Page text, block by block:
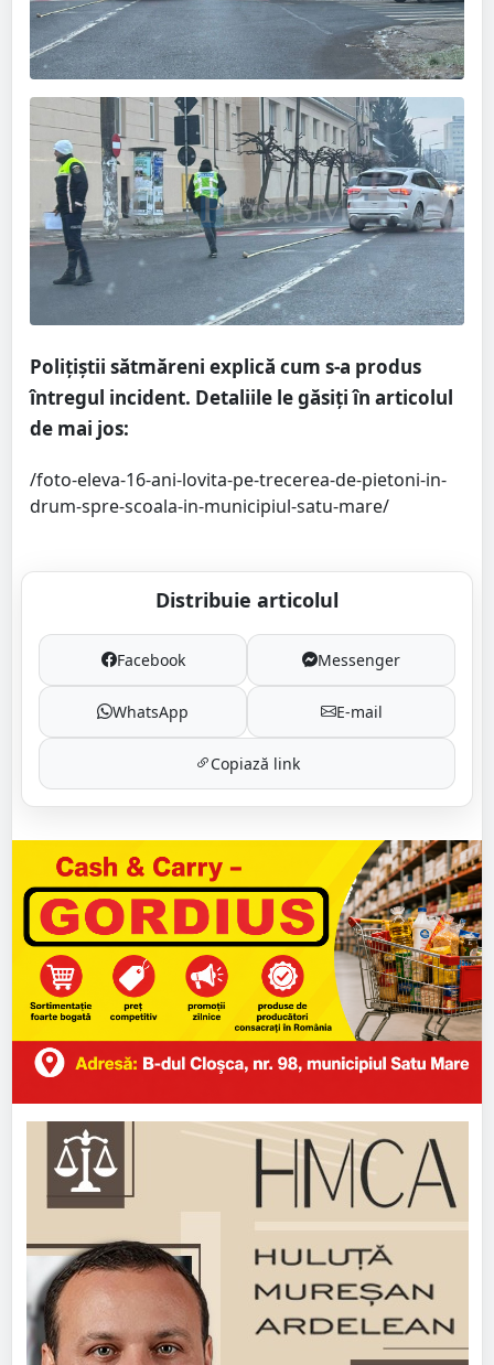
Polițiștii sătmăreni explică cum s-a produs
întregul incident. Detaliile le găsiți în articolul
de mai jos:
/foto-eleva-16-ani-lovita-pe-trecerea-de-pietoni-in-
drum-spre-scoala-in-municipiul-satu-mare/
Distribuie articolul
Facebook Messenger
WhatsApp E-mail
Copiază link